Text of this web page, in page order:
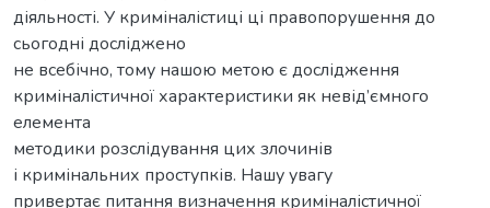
діяльності. У криміналістиці ці правопорушення до
сьогодні досліджено
не всебічно, тому нашою метою є дослідження
криміналістичної характеристики як невід’ємного
елемента
методики розслідування цих злочинів
і кримінальних проступків. Нашу увагу
привертає питання визначення криміналістичної